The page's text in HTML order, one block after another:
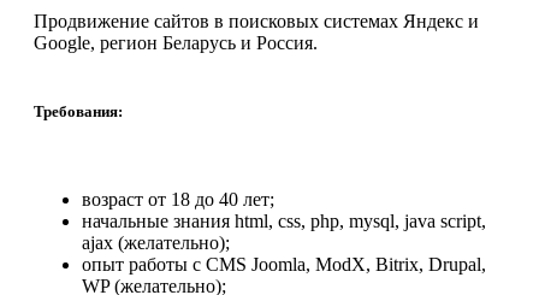
Продвижение сайтов в поисковых системах Яндекс и
Google, регион Беларусь и Россия.
Требования:
возраст от 18 до 40 лет;
начальные знания html, css, php, mysql, java script,
ajax (желательно);
опыт работы с CMS Joomla, ModX, Bitrix, Drupal,
WP (желательно);